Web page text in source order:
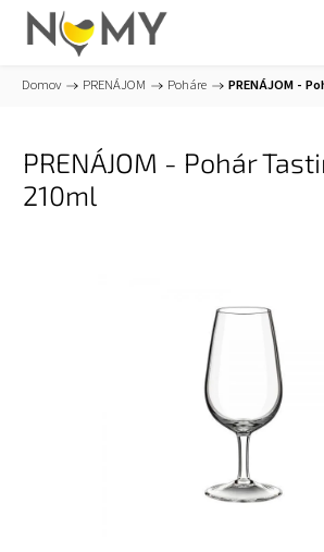
Domov / PRENÁJOM / Poháre / PRENÁJOM -
PRENÁJOM - Pohár
210ml